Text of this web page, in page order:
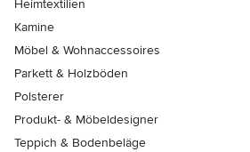
Heimtextilien
Kamine
Möbel & Wohnaccessoires
Parkett & Holzböden
Polsterer
Produkt- & Möbeldesigner
Teppich & Bodenbeläge